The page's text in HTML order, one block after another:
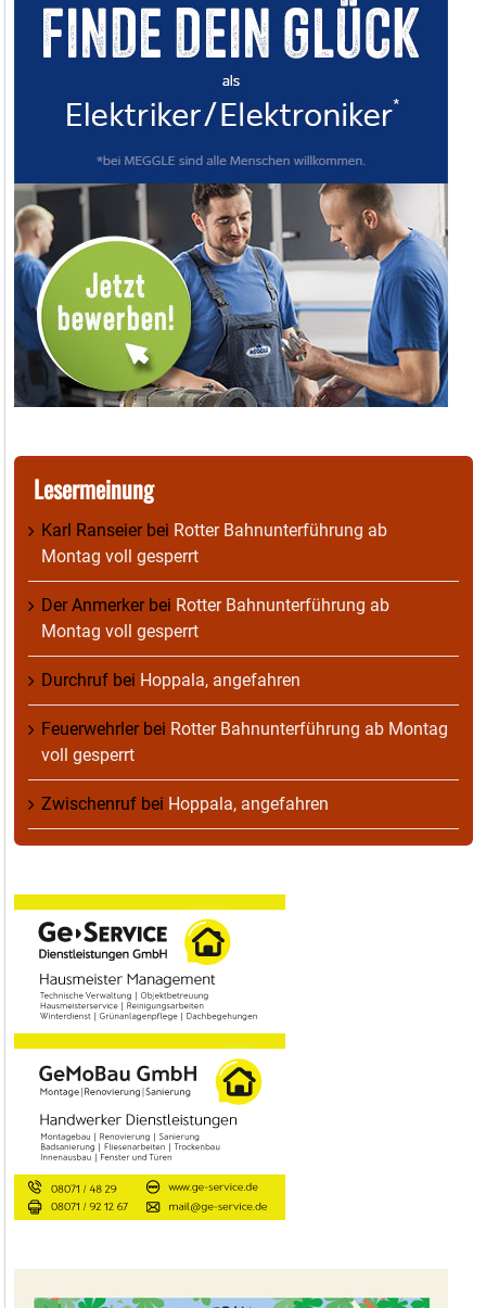
Lesermeinung
Karl Ranseierbei Rotter Bahnunterführung ab
Montag voll gesperrt
Der Anmerkerbei Rotter Bahnunterführung ab
Montag voll gesperrt
Durchruf bei Hoppala, angefahren
Feuerwehrlerbei Rotter Bahnunterführung ab Montag
voll gesperrt
Zwischenruf bei Hoppala, angefahren